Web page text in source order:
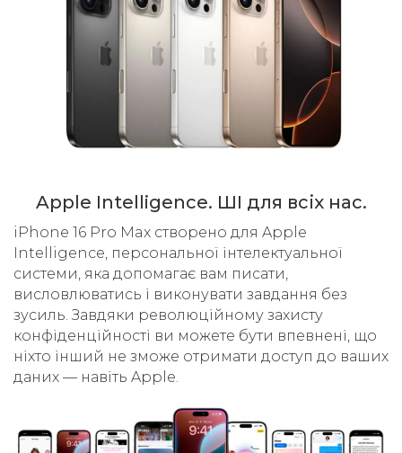
Apple Intelligence. ШІ для всіх нас.
iPhone 16 Pro Max створено для Apple
Intelligence, персональної інтелектуальної
системи, яка допомагає вам писати,
висловлюватись і виконувати завдання без
зусиль. Завдяки революційному захисту
конфіденційності ви можете бути впевнені, що
ніхто інший не зможе отримати доступ до ваших
даних — навіть Apple.